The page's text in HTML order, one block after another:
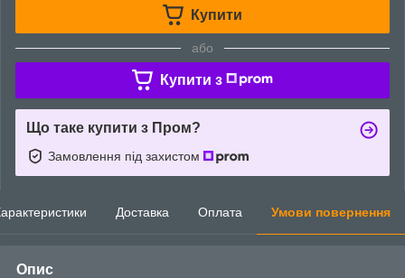
Купити
або
Купити з
Що таке купити з Пром?
Замовлення під захистом
Доставка Оплата Умови повернення
Опис